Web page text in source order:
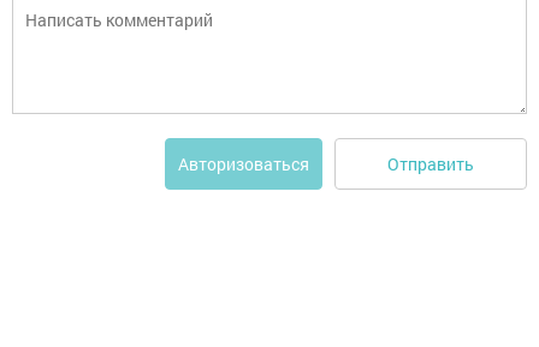
Авторизоваться Отправить